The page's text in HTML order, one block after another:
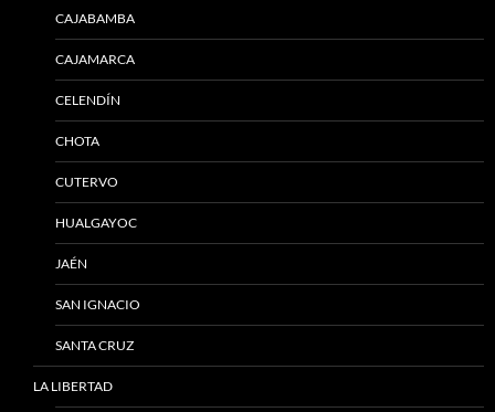
CAJABAMBA
CAJAMARCA
CELENDÍN
CHOTA
CUTERVO
HUALGAYOC
JAÉN
SAN IGNACIO
SANTA CRUZ
LA LIBERTAD